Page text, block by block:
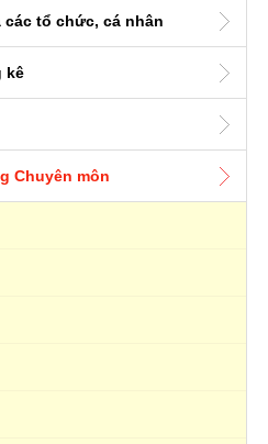
các tổ chức, cá nhân
kê
Chuyên môn